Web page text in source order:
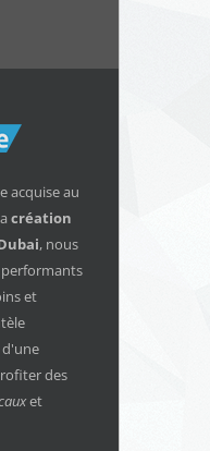
acquise au
création
, nous
performants
et
des
et